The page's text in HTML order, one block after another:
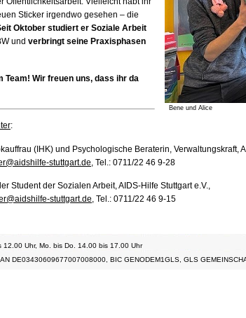
Bene und Alice
Sticker irgendwo gesehen – die
Oktober studiert er Soziale Arbeit
und verbringt seine Praxisphasen
Team! Wir freuen uns, dass ihr da
:
(IHK) und Psychologische Beraterin, Verwaltungskraft,
stuttgart.de , Tel.: 0711/22 46 9-28
Student der Sozialen Arbeit,AIDS-Hilfe Stuttgart e.V.,
stuttgart.de, Tel.: 0711/22 46 9-15
Uhr, Mo. bis Do. 14.00 bis 17.00 Uhr
DE03430609677007008000, BIC GENODEM1GLS, GLS